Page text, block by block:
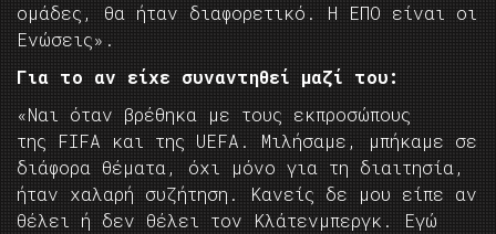
ομάδες, θα ήταν διαφορετικό. Η ΕΠΟ είναι οι
Ενώσεις».
Για το αν είχε συναντηθεί μαζί του:
«Ναι όταν βρέθηκα με τους εκπροσώπους
της FIFA και της UEFA. Μιλήσαμε, μπήκαμε σε
διάφορα θέματα, όχι μόνο για τη διαιτησία,
ήταν χαλαρή συζήτηση. Κανείς δε μου είπε αν
θέλει ή δεν θέλει τον Κλάτενμπεργκ. Εγώ